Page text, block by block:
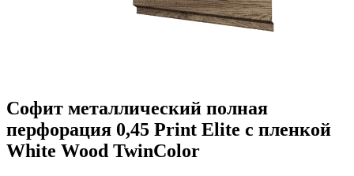
Софит металлический полная
перфорация 0,45 Print Elite с пленкой
White Wood TwinColor